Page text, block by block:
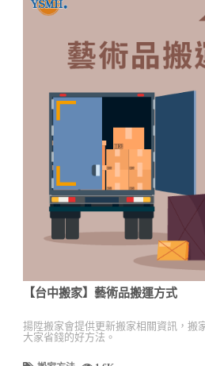
【台中搬家】藝術品搬運方式
揚陞搬家會提供更新搬家相關資訊，搬
大家省錢的好方法。